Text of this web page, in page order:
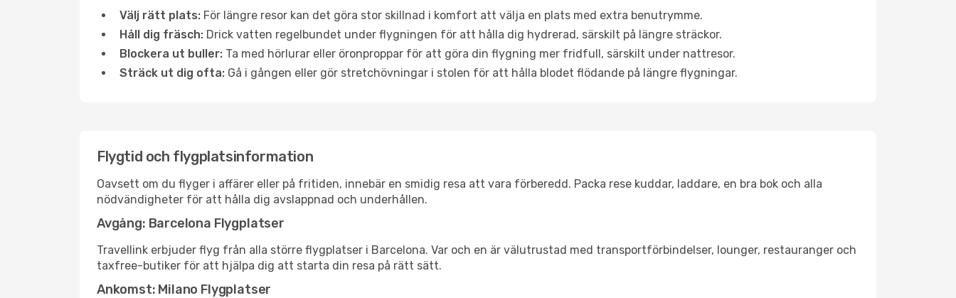
Välj rätt plats: För längre resor kan det göra stor skillnad i komfort att välja en plats med extra benutrymme.
Håll dig fräsch: Drick vatten regelbundet under flygningen för att hålla dig hydrerad, särskilt på längre sträckor.
Blockera ut buller: Ta med hörlurar eller öronproppar för att göra din flygning mer fridfull, särskilt under nattresor.
Sträck ut dig ofta: Gå i gången eller gör stretchövningar i stolen för att hålla blodet flödande på längre flygningar.
Flygtid och flygplatsinformation
Oavsett om du flyger i affärer eller på fritiden, innebär en smidig resa att vara förberedd. Packa rese kuddar, laddare, en bra bok och alla
nödvändigheter för att hålla dig avslappnad och underhållen.
Avgång: Barcelona Flygplatser
Travellink erbjuder flyg från alla större flygplatser i Barcelona. Var och en är välutrustad med transportförbindelser, lounger, restauranger och
taxfree-butiker för att hjälpa dig att starta din resa på rätt sätt.
Ankomst: Milano Flygplatser